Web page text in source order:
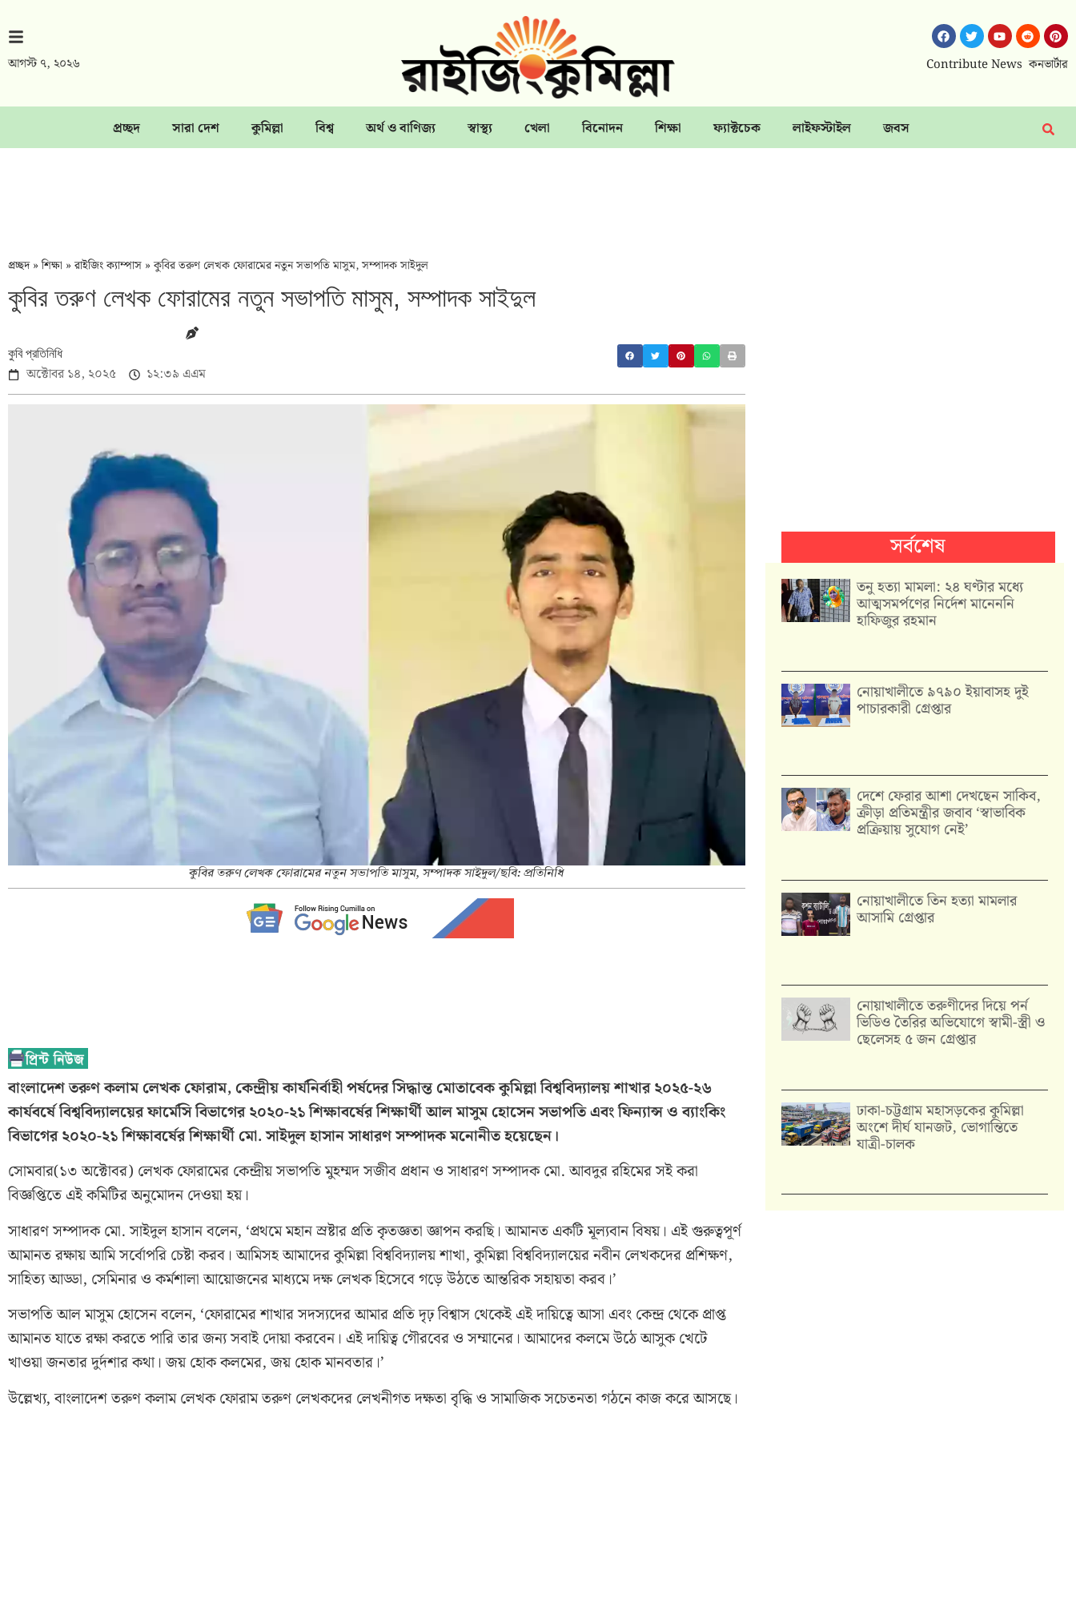
আগস্ট ৭, ২০২৬ Contribute News কনভার্টার
প্রচ্ছদ সারা দেশ কুমিল্লা বিশ্ব অর্থ ও বাণিজ্য স্বাস্থ্য খেলা বিনোদন শিক্ষা ফ্যাক্টচেক লাইফস্টাইল জবস
প্রচ্ছদ»শিক্ষা »রাইজিং ক্যাম্পাস »কুবির তরুণ লেখক ফোরামের নতুন সভাপতি মাসুম, সম্পাদক সাইদুল
কুবির তরুণ লেখক ফোরামের নতুন সভাপতি মাসুম, সম্পাদক সাইদুল
কুবি প্রতিনিধি
অক্টোবর ১৪, ২০২৫ ১২:৩৯ এএম
কুবির তরুণ লেখক ফোরামের নতুন সভাপতি মাসুম, সম্পাদক সাইদুল/ছবি: প্রতিনিধি
বাংলাদেশ তরুণ কলাম লেখক ফোরাম, কেন্দ্রীয় কার্যনির্বাহী পর্ষদের সিদ্ধান্ত মোতাবেক কুমিল্লা বিশ্ববিদ্যালয় শাখার ২০২৫-২৬
কার্যবর্ষে বিশ্ববিদ্যালয়ের ফার্মেসি বিভাগের ২০২০-২১ শিক্ষাবর্ষের শিক্ষার্থী আল মাসুম হোসেন সভাপতি এবং ফিন্যান্স ও ব্যাংকিং
বিভাগের ২০২০-২১ শিক্ষাবর্ষের শিক্ষার্থী মো. সাইদুল হাসান সাধারণ সম্পাদক মনোনীত হয়েছেন।
সোমবার(১৩ অক্টোবর) লেখক ফোরামের কেন্দ্রীয় সভাপতি মুহম্মদ সজীব প্রধান ও সাধারণ সম্পাদক মো. আবদুর রহিমের সই করা
বিজ্ঞপ্তিতে এই কমিটির অনুমোদন দেওয়া হয়।
সাধারণ সম্পাদক মো. সাইদুল হাসান বলেন‚ ‘প্রথমে মহান স্রষ্টার প্রতি কৃতজ্ঞতা জ্ঞাপন করছি। আমানত একটি মূল্যবান বিষয়। এই গুরুত্বপূর্ণ
আমানত রক্ষায় আমি সর্বোপরি চেষ্টা করব। আমিসহ আমাদের কুমিল্লা বিশ্ববিদ্যালয় শাখা, কুমিল্লা বিশ্ববিদ্যালয়ের নবীন লেখকদের প্রশিক্ষণ,
সাহিত্য আড্ডা, সেমিনার ও কর্মশালা আয়োজনের মাধ্যমে দক্ষ লেখক হিসেবে গড়ে উঠতে আন্তরিক সহায়তা করব।’
সভাপতি আল মাসুম হোসেন বলেন‚ ‘ফোরামের শাখার সদস্যদের আমার প্রতি দৃঢ় বিশ্বাস থেকেই এই দায়িত্বে আসা এবং কেন্দ্র থেকে প্রাপ্ত
আমানত যাতে রক্ষা করতে পারি তার জন্য সবাই দোয়া করবেন। এই দায়িত্ব গৌরবের ও সম্মানের। আমাদের কলমে উঠে আসুক খেটে
খাওয়া জনতার দুর্দশার কথা। জয় হোক কলমের, জয় হোক মানবতার।’
উল্লেখ্য‚ বাংলাদেশ তরুণ কলাম লেখক ফোরাম তরুণ লেখকদের লেখনীগত দক্ষতা বৃদ্ধি ও সামাজিক সচেতনতা গঠনে কাজ করে আসছে।
সর্বশেষ
তনু হত্যা মামলা: ২৪ ঘণ্টার মধ্যে
আত্মসমর্পণের নির্দেশ মানেননি
হাফিজুর রহমান
নোয়াখালীতে ৯৭৯০ ইয়াবাসহ দুই
পাচারকারী গ্রেপ্তার
দেশে ফেরার আশা দেখছেন সাকিব,
ক্রীড়া প্রতিমন্ত্রীর জবাব ‘স্বাভাবিক
প্রক্রিয়ায় সুযোগ নেই’
নোয়াখালীতে তিন হত্যা মামলার
আসামি গ্রেপ্তার
নোয়াখালীতে তরুণীদের দিয়ে পর্ন
ভিডিও তৈরির অভিযোগে স্বামী-স্ত্রী ও
ছেলেসহ ৫ জন গ্রেপ্তার
ঢাকা-চট্টগ্রাম মহাসড়কের কুমিল্লা
অংশে দীর্ঘ যানজট, ভোগান্তিতে
যাত্রী-চালক